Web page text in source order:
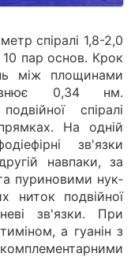
спіралі 1,8-2,0
10 пар основ. Крок
між площинами
0,34 нм.
спіралі
На одній
зв'язки
навпаки, за
пуриновими нук­
ниток под­війної
зв'язки. При
а гуанін з